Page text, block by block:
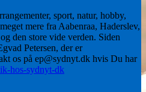
sport, natur, hobby,
mere fra Aabenraa, Haderslev,
den store vide verden. Siden
Petersen, der er
os på ep@sydnyt.dk hvis Du har
hos-sydnyt-dk